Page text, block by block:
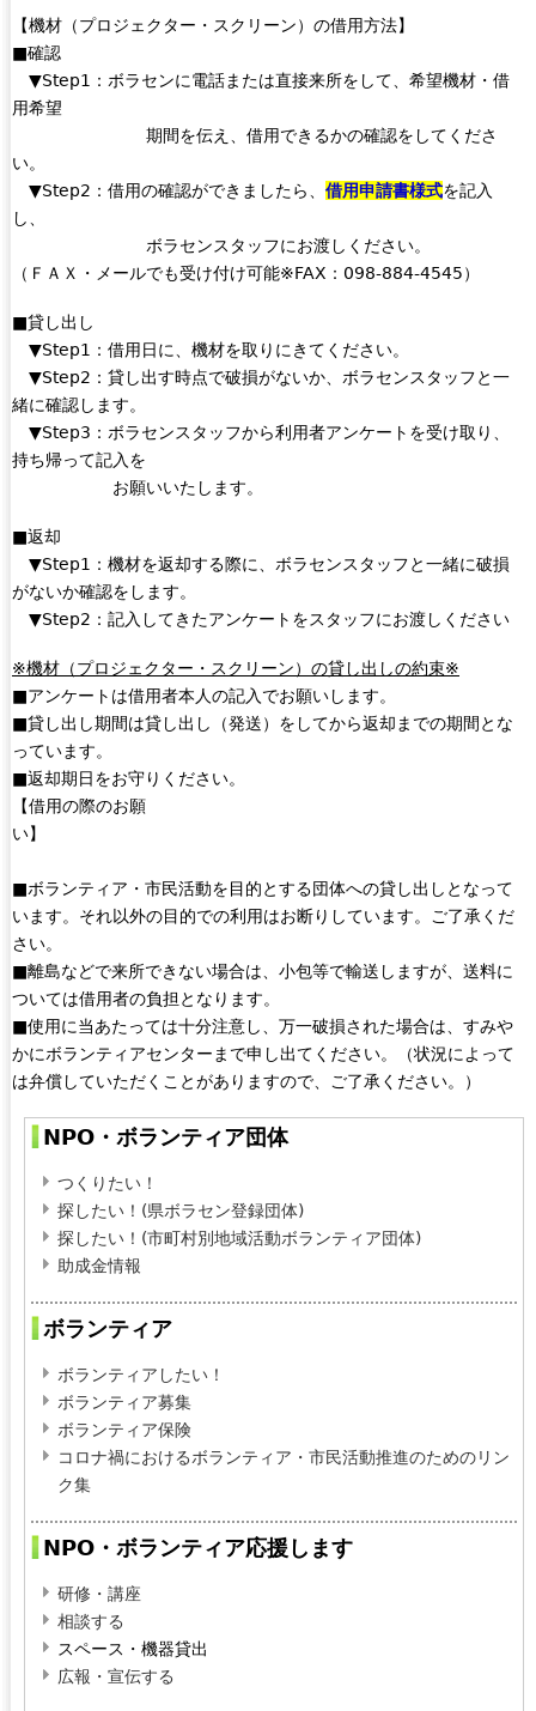
【機材（プロジェクター・スクリーン）の借用方法】
■確認
▼Step1：ボラセンに電話または直接来所をして、希望機材・借
用希望
期間を伝え、借用できるかの確認をしてくださ
い。
▼Step2：借用の確認ができましたら、 借用申請書様式を記入
し、
ボラセンスタッフにお渡しください。
（ＦＡＸ・メールでも受け付け可能※FAX：098-884-4545）
■貸し出し
▼Step1：借用日に、機材を取りにきてください。
▼Step2：貸し出す時点で破損がないか、ボラセンスタッフと一
緒に確認します。
▼Step3：ボラセンスタッフから利用者アンケートを受け取り、
持ち帰って記入を
お願いいたします。
■返却
▼Step1：機材を返却する際に、ボラセンスタッフと一緒に破損
がないか確認をします。
▼Step2：記入してきたアンケートをスタッフにお渡しください
※機材（プロジェクター・スクリーン）の貸し出しの約束※
■アンケートは借用者本人の記入でお願いします。
■貸し出し期間は貸し出し（発送）をしてから返却までの期間とな
っています。
■返却期日をお守りください。
【借用の際のお願
い】
■ボランティア・市民活動を目的とする団体への貸し出しとなって
います。それ以外の目的での利用はお断りしています。ご了承くだ
さい。
■離島などで来所できない場合は、小包等で輸送しますが、送料に
ついては借用者の負担となります。
■使用に当あたっては十分注意し、万一破損された場合は、すみや
かにボランティアセンターまで申し出てください。（状況によって
は弁償していただくことがありますので、ご了承ください。）
NPO・ボランティア団体
つくりたい！
探したい！(県ボラセン登録団体)
探したい！(市町村別地域活動ボランティア団体)
助成金情報
ボランティア
ボランティアしたい！
ボランティア募集
ボランティア保険
コロナ禍におけるボランティア・市民活動推進のためのリン
ク集
NPO・ボランティア応援します
研修・講座
相談する
スペース・機器貸出
広報・宣伝する